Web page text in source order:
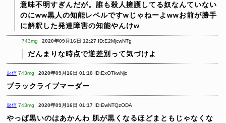
意味不明すぎんだが。誰も殺人擁護してる奴なんていない
のにww黒人の知能レベルですwじゃねーよwwお前が勝手
に解釈した発達障害の知能やんけw
743mg 2020年09月16日 12:27 ID:E2MjcwNTg
だんまりな時点で逆差別って気づけよ
返信 743mg 2020年09月16日 01:10 ID:ExOTkwNjc
ブラックライブマーダー
返信 743mg 2020年09月16日 01:17 ID:EwNTQzODA
やっぱ黒いのはあかんわ 肌が黒くなるほどまともじゃなくな